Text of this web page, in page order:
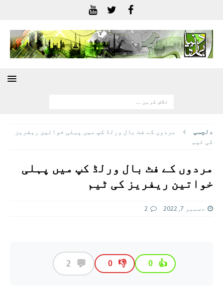
دلچسپ
مردوں کے فٹ بال ورلڈ کپ میں پہلی خواتین ریفریز
کی ٹیم
مردوں کے فٹ بال ورلڈ کپ میں پہلی
خواتین ریفریز کی ٹیم
دسمبر 7, 2022 2
👍
0
👎
0
💬
2